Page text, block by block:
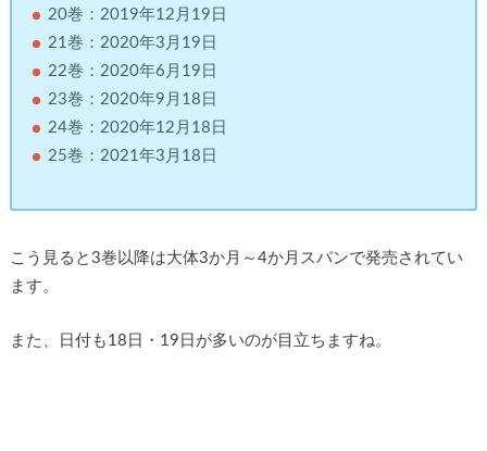
20巻：2019年12月19日
21巻：2020年3月19日
22巻：2020年6月19日
23巻：2020年9月18日
24巻：2020年12月18日
25巻：2021年3月18日
こう見ると3巻以降は大体3か月～4か月スパンで発売されてい
ます。
また、日付も18日・19日が多いのが目立ちますね。